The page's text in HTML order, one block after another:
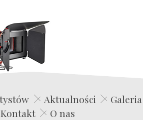
Edwin Film Agencja Aktorska
Aktualności
Galeria
Kontakt
O nas